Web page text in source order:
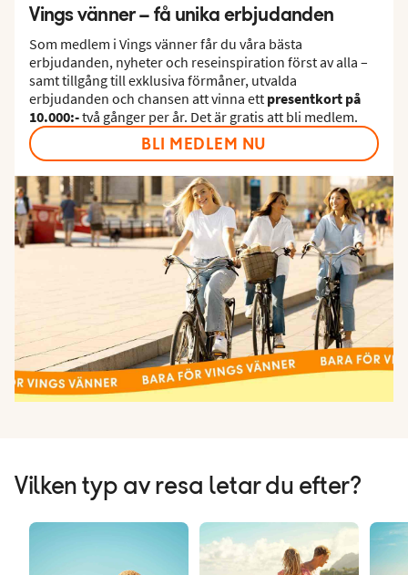
Vings vänner – få unika erbjudanden
Som medlem i Vings vänner får du våra bästa
erbjudanden, nyheter och reseinspiration först av alla –
samt tillgång till exklusiva förmåner, utvalda
erbjudanden och chansen att vinna ett presentkort på
10.000:-två gånger per år. Det är gratis att bli medlem.
BLI MEDLEM NU
Vilken typ av resa letar du efter?